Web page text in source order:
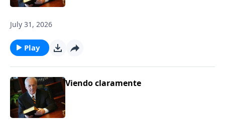
July 31, 2026
Play
Viendo claramente